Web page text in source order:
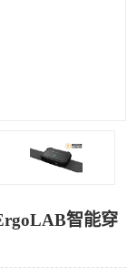
智能穿
驶模拟